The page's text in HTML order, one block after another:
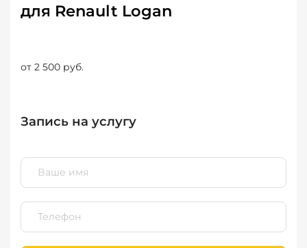
для Renault Logan
от 2 500 руб.
Запись на услугу